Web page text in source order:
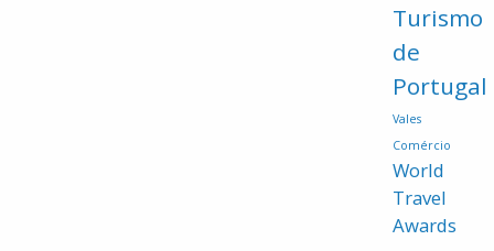
Turismo
de
Portugal
Vales
Comércio
World
Travel
Awards